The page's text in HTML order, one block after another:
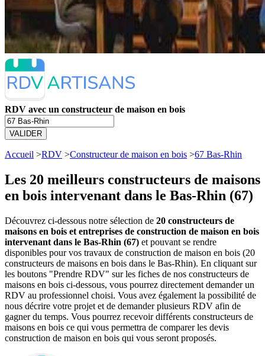
RDV avec un constructeur de maison en bois
VALIDER
Accueil >RDV >Constructeur de maison en bois >67 Bas-Rhin
Les 20 meilleurs constructeurs de maisons
en bois intervenant dans le Bas-Rhin (67)
Découvrez ci-dessous notre sélection de 20 constructeurs de
maisons en bois et entreprises de construction de maison en bois
intervenant dans le Bas-Rhin (67) et pouvant se rendre
disponibles pour vos travaux de construction de maison en bois (20
constructeurs de maisons en bois dans le Bas-Rhin). En cliquant sur
les boutons "Prendre RDV" sur les fiches de nos constructeurs de
maisons en bois ci-dessous, vous pourrez directement demander un
RDV au professionnel choisi. Vous avez également la possibilité de
nous décrire votre projet et de demander plusieurs RDV afin de
gagner du temps. Vous pourrez recevoir différents constructeurs de
maisons en bois ce qui vous permettra de comparer les devis
construction de maison en bois qui vous seront proposés.